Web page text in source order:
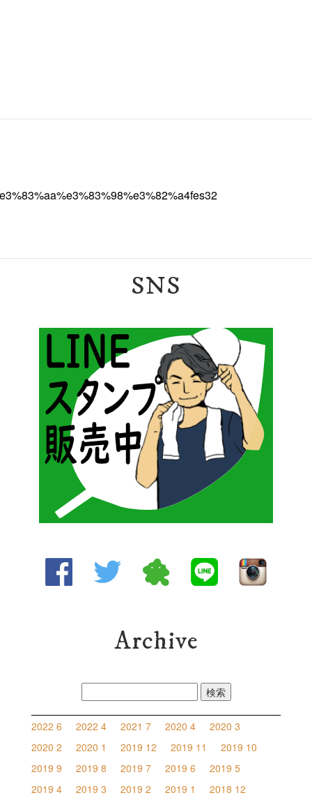
SNS
Archive
索:
2022 6
2022 4 2021 7 2020 4
2020 3
2020 2
2020 1 2019 12 2019 11
2019 10
2019 9
2019 8 2019 7 2019 6
2019 5
2019 4
2019 3 2019 2 2019 1 2018 12